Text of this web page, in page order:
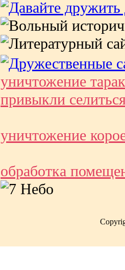
уничтожение
привыкли
уничтожение
обработка